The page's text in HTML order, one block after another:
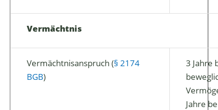
Vermächtnis
Vermächtnisanspruch (§ 2174
BGB)
3 Jahre
Jahre